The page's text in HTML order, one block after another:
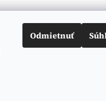
Odmietnuť